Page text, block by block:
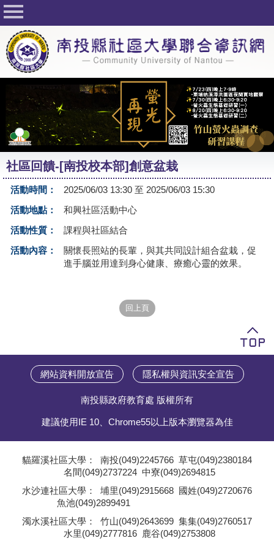
回首頁
關於社大
公佈欄
行事曆
最新活動
活動花絮
課程一覽表
志工與社團
友站連結
校務行政
社區回饋-[南投校本部]創意盆栽
活動時間：
2025/06/03 13:30 至 2025/06/03 15:30
活動地點：
和興社區活動中心
活動性質：
課程與社區結合
活動內容：
關懷長照站的長輩，與其共同設計組合盆栽，促
進手腦並用達到身心健康、療癒心靈的效果。
網站資料開放宣告 隱私權與資訊安全宣告
南投縣政府教育處 版權所有
建議使用IE 10、Chrome55以上版本瀏覽器為佳
貓羅溪社區大學： 南投(049)2245766 草屯(049)2380184
名間(049)2737224 中寮(049)2694815
水沙連社區大學： 埔里(049)2915668 國姓(049)2720676
魚池(049)2899491
濁水溪社區大學： 竹山(049)2643699 集集(049)2760517
水里(049)2777816 鹿谷(049)2753808